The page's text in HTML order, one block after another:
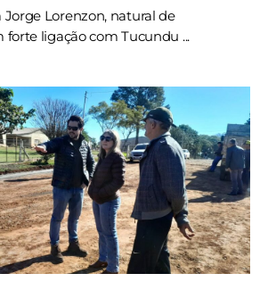
Lorenzon, natural de
forte ligação com Tucundu ...